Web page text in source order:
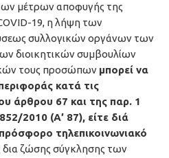
μέτρων αποφυγής της
19, η λήψη των
συλλογικών οργάνων των
διοικητικών συμβουλίων
τους προσώπων μπορεί να
κατά τις
άρθρου 67 και της παρ. 1
2010 (Α’ 87), είτε διά
τηλεπικοινωνιακό
δια ζώσης σύγκλησης των